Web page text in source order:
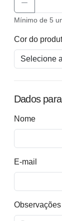
Mínimo de 5
Cor do
Dados
Nome
E-mail
Observações